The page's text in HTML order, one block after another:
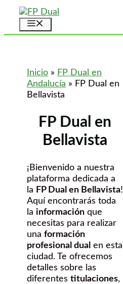
Saltar
contenido
Inicio » FP Dual en
Andalucía » FP Dual en
Bellavista
FP Dual en
Bellavista
¡Bienvenido a nuestra
plataforma dedicada a
la FP Dual en Bellavista!
Aquí encontrarás toda
la información que
necesitas para realizar
una formación
profesional dual en esta
ciudad. Te ofrecemos
detalles sobre las
diferentes titulaciones,